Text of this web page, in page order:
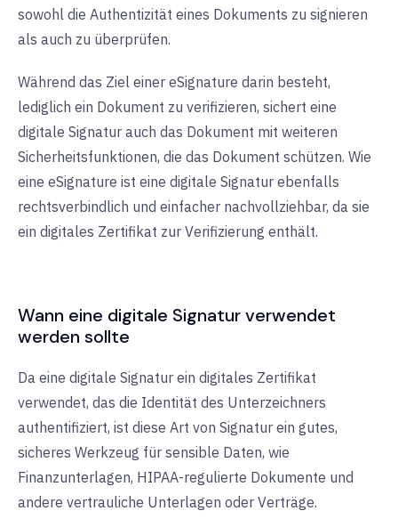
sowohl die Authentizität eines Dokuments zu signieren
als auch zu überprüfen.
Während das Ziel einer eSignature darin besteht,
lediglich ein Dokument zu verifizieren, sichert eine
digitale Signatur auch das Dokument mit weiteren
Sicherheitsfunktionen, die das Dokument schützen. Wie
eine eSignature ist eine digitale Signatur ebenfalls
rechtsverbindlich und einfacher nachvollziehbar, da sie
ein digitales Zertifikat zur Verifizierung enthält.
Wann eine digitale Signatur verwendet
werden sollte
Da eine digitale Signatur ein digitales Zertifikat
verwendet, das die Identität des Unterzeichners
authentifiziert, ist diese Art von Signatur ein gutes,
sicheres Werkzeug für sensible Daten, wie
Finanzunterlagen, HIPAA-regulierte Dokumente und
andere vertrauliche Unterlagen oder Verträge.